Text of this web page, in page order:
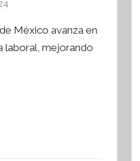
r
S
México avanza en
laboral, mejorando